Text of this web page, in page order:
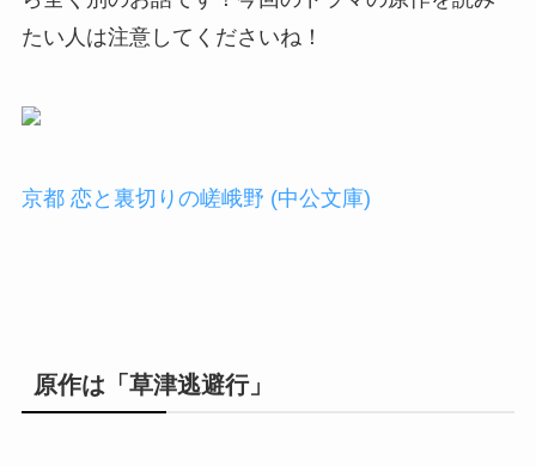
たい人は注意してくださいね！
京都 恋と裏切りの嵯峨野 (中公文庫)
原作は「草津逃避行」